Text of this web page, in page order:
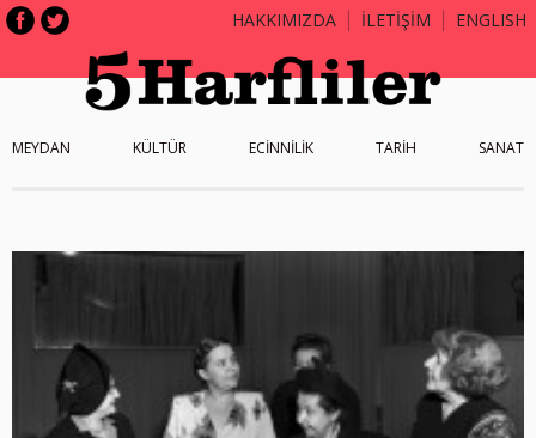
HAKKIMIZDA İLETİŞİM ENGLISH
MEYDAN KÜLTÜR ECİNNİLİK TARİH SANAT